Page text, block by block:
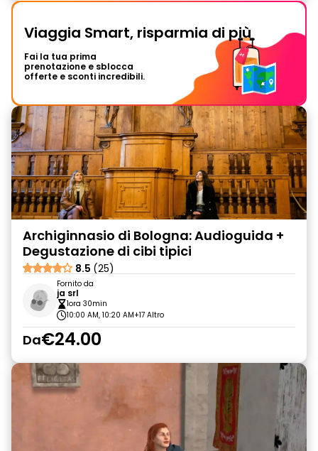
Viaggia Smart, risparmia di più
Fai la tua prima
prenotazione e sblocca
offerte e sconti incredibili.
Archiginnasio di Bologna: Audioguida +
Degustazione di cibi tipici
8.5 (25)
Fornito da
ja srl
1ora 30min
10:00 AM, 10:20 AM+17 Altro
Da€24.00